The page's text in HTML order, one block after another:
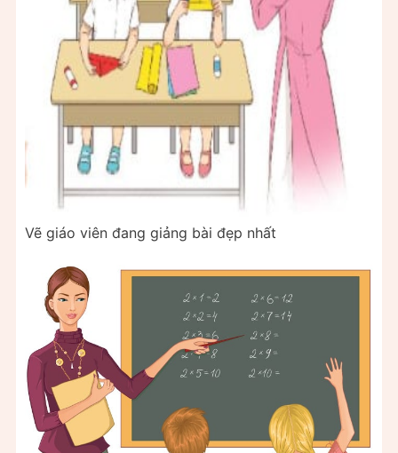
Vẽ giáo viên đang giảng bài đẹp nhất